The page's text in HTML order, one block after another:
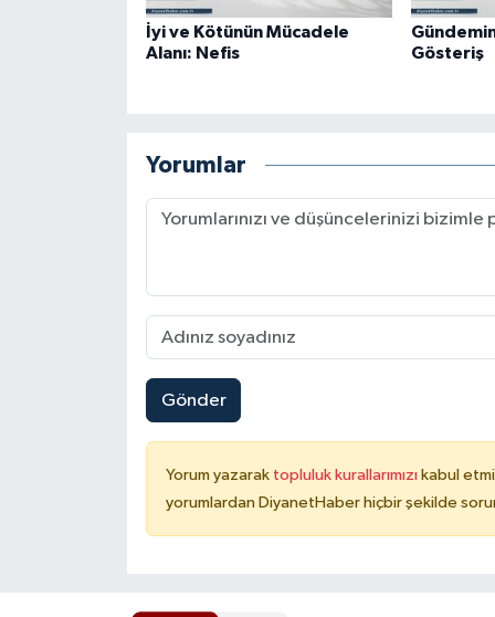
İyi ve Kötünün Mücadele
Alanı: Nefis
Gösteriş
Yorumlar
Gönder
Yorum yazarak topluluk kurallarımızı kabul
yorumlardan DiyanetHaber hiçbir şekilde
Kahramanmaraş Müftülüğü
Karaman Müftülüğü
Kars Müftülüğü
Kayseri Müftülüğü
Kilis Müftülüğü